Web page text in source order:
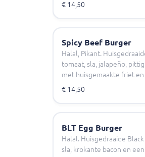
€ 14,50
Spicy Beef Burger
Halal, Pikant.
tomaat, sla, jalapeño,
met huisgemaakte friet en
€ 14,50
BLT Egg Burger
Halal. Huisgedraaide
sla, krokante bacon en